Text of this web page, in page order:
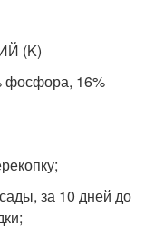
(K)
фосфора, 16%
за 10 дней до